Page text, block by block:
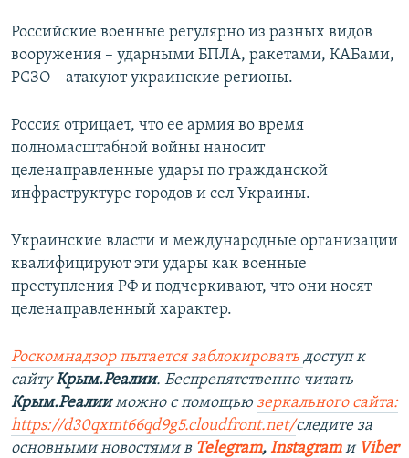
Российские военные регулярно из разных видов
вооружения – ударными БПЛА, ракетами, КАБами,
РСЗО – атакуют украинские регионы.
Россия отрицает, что ее армия во время
полномасштабной войны наносит
целенаправленные удары по гражданской
инфраструктуре городов и сел Украины.
Украинские власти и международные организации
квалифицируют эти удары как военные
преступления РФ и подчеркивают, что они носят
целенаправленный характер.
Роскомнадзор пытается заблокировать доступ к
сайтуКрым.Реалии. Беспрепятственно читать
Крым.Реалииможно с помощью зеркального сайта:
https://d30qxmt66qd9g5.cloudfront.net/следите за
основными новостями в Telegram, Instagramи Viber